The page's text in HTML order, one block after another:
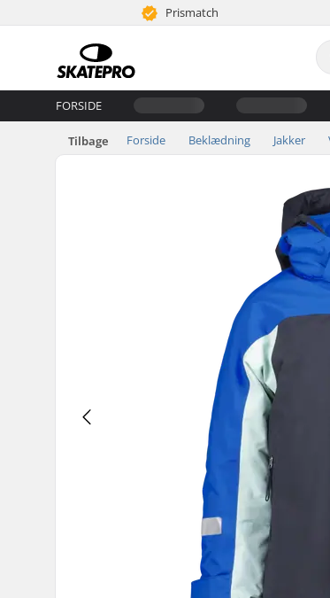
Prismatch
FORSIDE
Tilbage Forside Beklædning Jakker